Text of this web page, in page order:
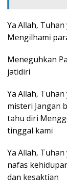
Ya Allah,
Mengilhami
Meneguhkan
jatidiri
Ya Allah,
misteri Jangan
tahu diri
tinggal kami
Ya Allah,
nafas
dan kesaktian